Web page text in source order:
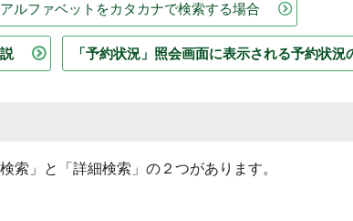
アルファベットをカタカナで検索する場合
「予約状況」照会画面に表示される予約状況
索」と「詳細検索」の２つがあります。